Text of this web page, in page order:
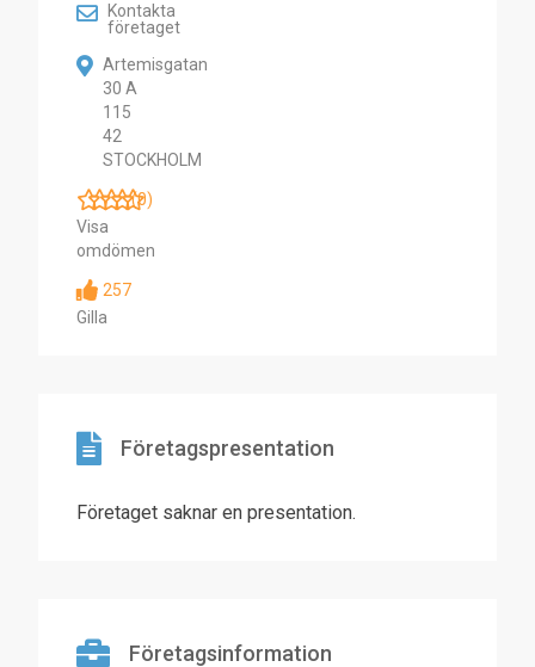
Kontakta
företaget
Artemisgatan
30 A
115
42
STOCKHOLM
(0)
Visa
omdömen
257
Gilla
Företagspresentation
Företaget saknar en presentation.
Företagsinformation